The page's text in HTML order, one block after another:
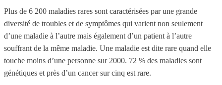
Plus de 6 200 maladies rares sont caractérisées par une grande
diversité de troubles et de symptômes qui varient non seulement
d’une maladie à l’autre mais également d’un patient à l’autre
souffrant de la même maladie. Une maladie est dite rare quand elle
touche moins d’une personne sur 2000. 72 % des maladies sont
génétiques et près d’un cancer sur cinq est rare.